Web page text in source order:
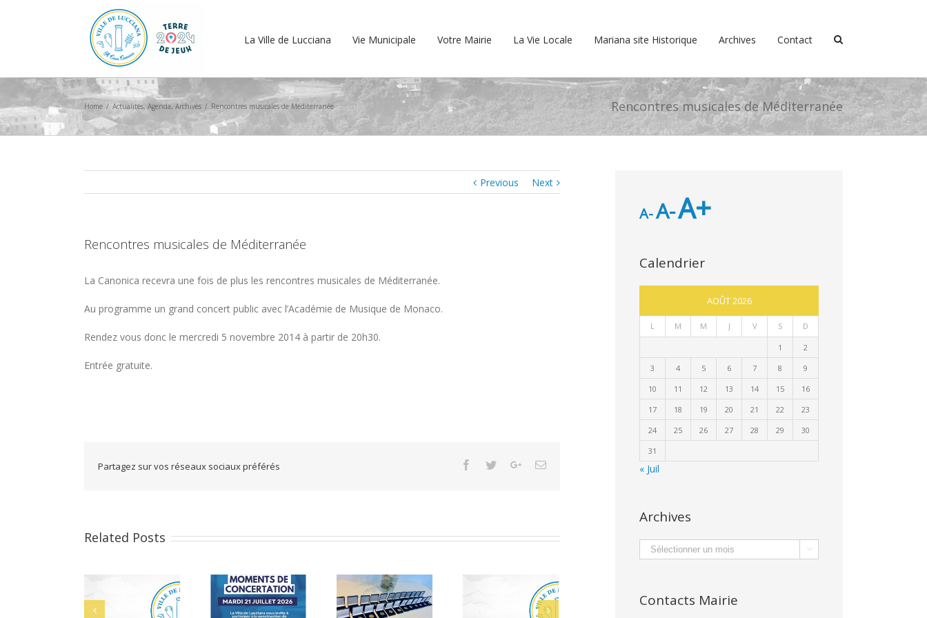
La Ville de Lucciana Vie Municipale Votre Mairie La Vie Locale Mariana site Historique Archives Contact
Rencontres musicales de Méditerranée
Home / Actualités, Agenda, Archives / Rencontres musicales de Méditerranée
Previous Next
Rencontres musicales de Méditerranée
La Canonica recevra une fois de plus les rencontres musicales de Méditerranée.
Au programme un grand concert public avec l’Académie de Musique de Monaco.
Rendez vous donc le mercredi 5 novembre 2014 à partir de 20h30.
Entrée gratuite.
Partagez sur vos réseaux sociaux préférés Facebook
TwitterGoogle+Email
Related Posts
A-A-A+
Calendrier
AOÛT 2026
L M M J V S D
1
2
3
4 5 6 7 8
9
10
11 12 13 14 15
16
17
18 19 20 21 22
23
24
25 26 27 28 29
30
31
« Juil
Archives
Archives 
Contacts Mairie